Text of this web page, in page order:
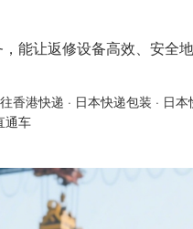
能让返修设备高效、安全
香港快递 · 日本快递包装 · 日本
通车